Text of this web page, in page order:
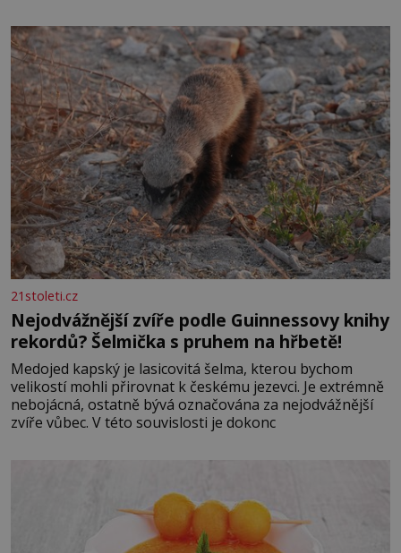
se na koloběžce a den zakončit poznáváním památek ve
Velkých Losinách nebo v termálním
21stoleti.cz
Nejodvážnější zvíře podle Guinnessovy knihy
rekordů? Šelmička s pruhem na hřbetě!
Medojed kapský je lasicovitá šelma, kterou bychom
velikostí mohli přirovnat k českému jezevci. Je extrémně
nebojácná, ostatně bývá označována za nejodvážnější
zvíře vůbec. V této souvislosti je dokonc